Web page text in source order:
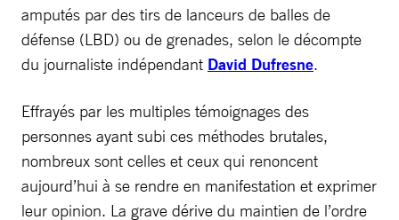
amputés par des tirs de lanceurs de balles de
défense (LBD) ou de grenades, selon le décompte
du journaliste indépendant David Dufresne.
Effrayés par les multiples témoignages des
personnes ayant subi ces méthodes brutales,
nombreux sont celles et ceux qui renoncent
aujourd’hui à se rendre en manifestation et exprimer
leur opinion. La grave dérive du maintien de l’ordre